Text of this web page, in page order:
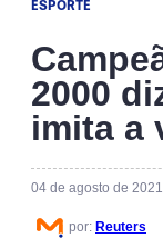
ESPORTE
2000
imita a
04 de agosto de
por: Reuters